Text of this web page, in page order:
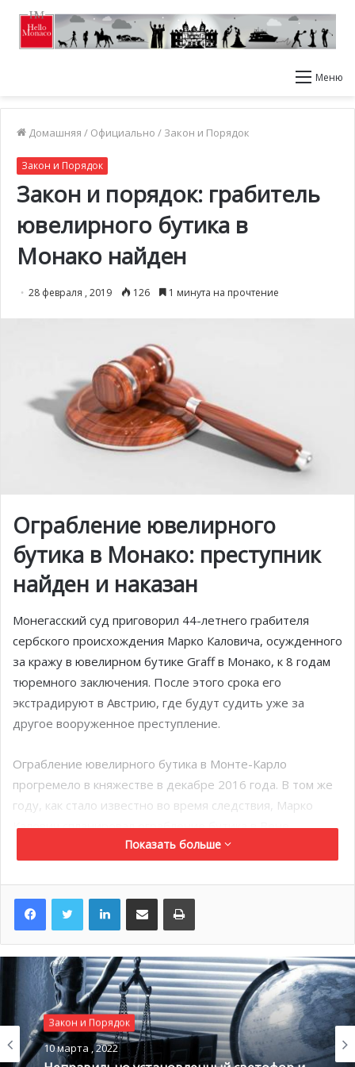
Меню
Домашняя / Официально / Закон и Порядок
Закон и Порядок
Закон и порядок: грабитель
ювелирного бутика в
Монако найден
28 февраля , 2019 126 1 минута на прочтение
Ограбление ювелирного
бутика в Монако: преступник
найден и наказан
Монегасский суд приговорил 44-летнего грабителя
сербского происхождения Марко Каловича, осужденного
за кражу в ювелирном бутике Graff в Монако, к 8 годам
тюремного заключения. После этого срока его
экстрадируют в Австрию, где будут судить уже за
другое вооруженное преступление.
Ограбление ювелирного бутика в Монте-Карло
прогремело в княжестве в декабре 2016 года. В том же
году, как стало известно во время следствия, Марко
Калович спланировал ограбление бутика в Вене,
которое было совершено 25 июля 2016 года. В Австрии
В тот вечер, когда ограбление в Монако было
совершено, он попытался унести с собой украшений на
общую сумму в 4,5 миллионов евро. Кроме того, в
попытке избежать преследования он взял продавщицу
в качестве заложницы, которую вскоре отпустил.
Однако, благодаря многочисленным камерам
наблюдения, что установлены как в бутике, так и на
улицах княжества, полиция смогла быстро установить
Показать больше
LinkedInПоделиться по электронной почте Распечатать
Закон и Порядок
10 марта , 2022
Закон и Порядок